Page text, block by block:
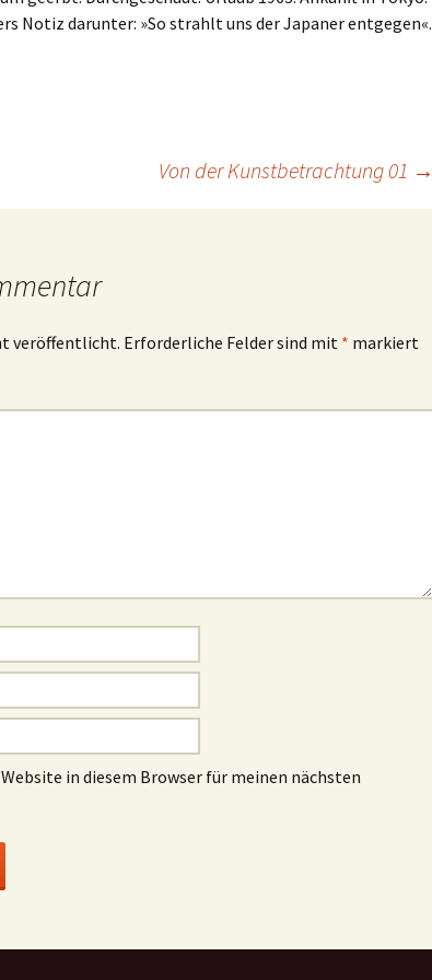
Notiz darunter: »So strahlt uns der Japaner entgegen«.
Von der Kunstbetrachtung 01 →
veröffentlicht. Erforderliche Felder sind mit * markiert
in diesem Browser für meinen nächsten